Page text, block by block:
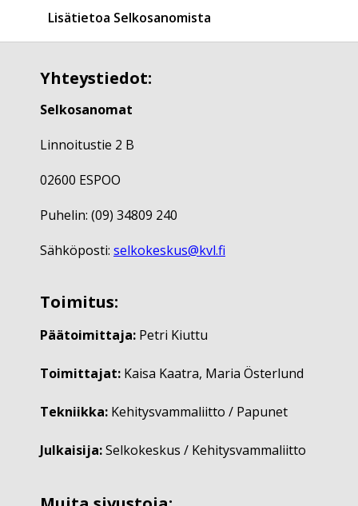
Lisätietoa Selkosanomista
Yhteystiedot:
Selkosanomat
Linnoitustie 2 B
02600 ESPOO
Puhelin: (09) 34809 240
Sähköposti: selkokeskus@kvl.fi
Toimitus:
Päätoimittaja: Petri Kiuttu
Toimittajat: Kaisa Kaatra, Maria Österlund
Tekniikka: Kehitysvammaliitto / Papunet
Julkaisija:Selkokeskus / Kehitysvammaliitto